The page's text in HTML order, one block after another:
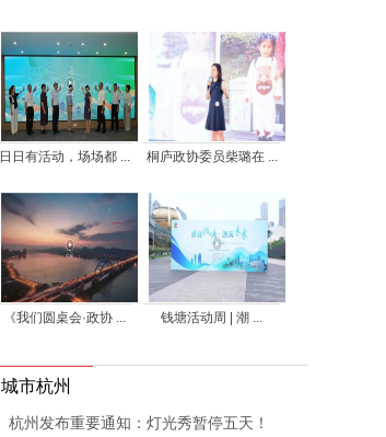
日日有活动，场场都 ... 桐庐政协委员柴璐在 ...
《我们圆桌会·政协 ... 钱塘活动周 | 潮 ...
城市杭州
杭州发布重要通知：灯光秀暂停五天！